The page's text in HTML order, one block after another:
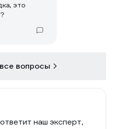
это
вопросы
наш эксперт,